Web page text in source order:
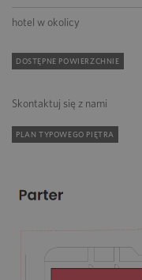
hotel w okolicy
DOSTĘPNE POWIERZCHNIE
Skontaktuj się z nami
PLAN TYPOWEGO PIĘTRA